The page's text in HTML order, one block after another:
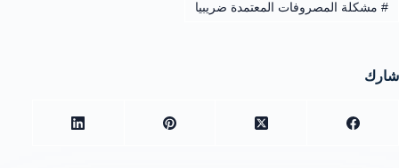
#مشكلة المصروفات المعتمدة ضريبيا
شارك